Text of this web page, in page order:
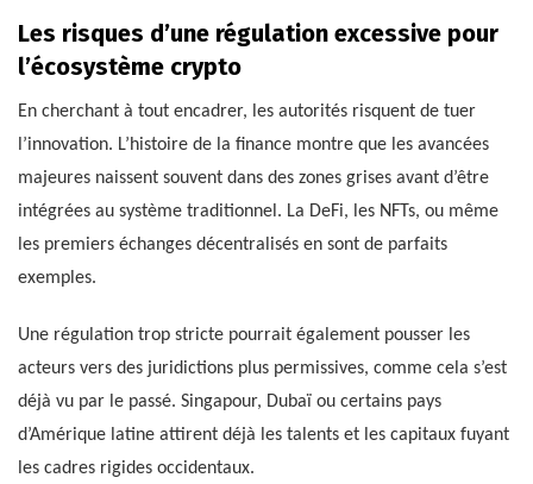
Les risques d’une régulation excessive pour
l’écosystème crypto
En cherchant à tout encadrer, les autorités risquent de tuer
l’innovation. L’histoire de la finance montre que les avancées
majeures naissent souvent dans des zones grises avant d’être
intégrées au système traditionnel. La DeFi, les NFTs, ou même
les premiers échanges décentralisés en sont de parfaits
exemples.
Une régulation trop stricte pourrait également pousser les
acteurs vers des juridictions plus permissives, comme cela s’est
déjà vu par le passé. Singapour, Dubaï ou certains pays
d’Amérique latine attirent déjà les talents et les capitaux fuyant
les cadres rigides occidentaux.